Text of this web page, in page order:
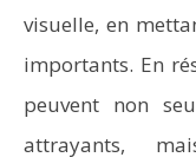
visuelle, en
importants. En
peuvent non
attrayants,